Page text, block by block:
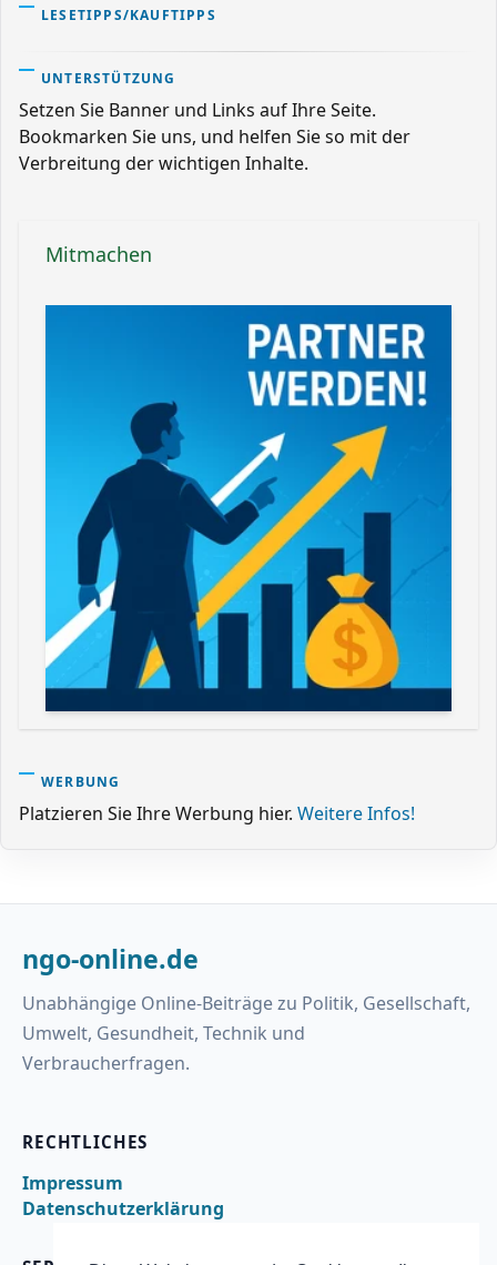
LESETIPPS/KAUFTIPPS
UNTERSTÜTZUNG
Setzen Sie Banner und Links auf Ihre Seite.
Bookmarken Sie uns, und helfen Sie so mit der
Verbreitung der wichtigen Inhalte.
Mitmachen
WERBUNG
Platzieren Sie Ihre Werbung hier. Weitere Infos!
ngo-online.de
Unabhängige Online-Beiträge zu Politik, Gesellschaft,
Umwelt, Gesundheit, Technik und
Verbraucherfragen.
RECHTLICHES
Impressum
Datenschutzerklärung